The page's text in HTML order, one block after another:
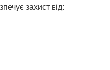
захист від: